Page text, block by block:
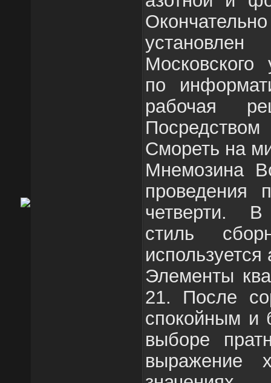
по
рабочая
Смореть на
Мнемозина
проведения
четверти.
стиль
Элементы
21. После
спокойным и
выборе
выражение